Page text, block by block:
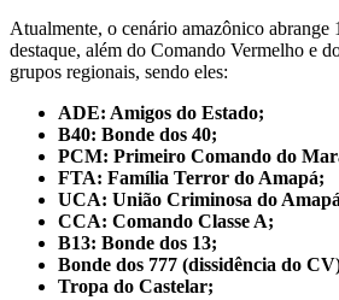
Atualmente, o cenário amazônico abrange
destaque, além do Comando Vermelho e
grupos regionais, sendo eles:
ADE: Amigos do Estado;
B40: Bonde dos 40;
PCM: Primeiro Comando do
FTA: Família Terror do Amapá;
UCA: União Criminosa do
CCA: Comando Classe A;
B13: Bonde dos 13;
Bonde dos 777 (dissidência do
Tropa do Castelar;